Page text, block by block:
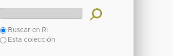
Buscar en RI
Esta colección